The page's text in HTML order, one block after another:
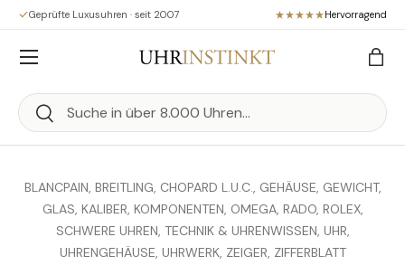
Direkt zum Inhalt
Geprüfte Luxusuhren · seit 2007 Hervorragend
Suchen
Suchen
Menü
BLANCPAIN, BREITLING, CHOPARD L.U.C., GEHÄUSE, GEWICHT,
GLAS, KALIBER, KOMPONENTEN, OMEGA, RADO, ROLEX,
SCHWERE UHREN, TECHNIK & UHRENWISSEN, UHR,
UHRENGEHÄUSE, UHRWERK, ZEIGER, ZIFFERBLATT